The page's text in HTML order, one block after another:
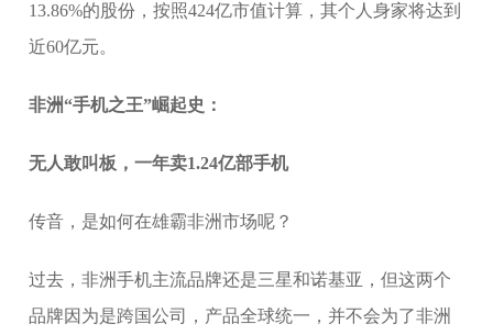
13.86%的股份，按照424亿市值计算，其个人身家将达到
近60亿元。
非洲“手机之王”崛起史：
无人敢叫板，一年卖1.24亿部手机
传音，是如何在雄霸非洲市场呢？
过去，非洲手机主流品牌还是三星和诺基亚，但这两个
品牌因为是跨国公司，产品全球统一，并不会为了非洲